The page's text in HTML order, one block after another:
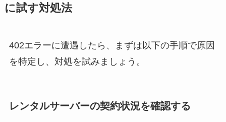
に試す対処法
402エラーに遭遇したら、まずは以下の手順で原因
を特定し、対処を試みましょう。
レンタルサーバーの契約状況を確認する